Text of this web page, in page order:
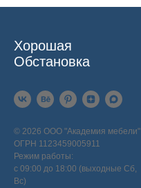
Хорошая
Обстановка
© 2026 ООО "Академия мебели"
ОГРН 1123459005911
Режим работы:
с 09:00 до 18:00 (выходные Сб,
Вс)